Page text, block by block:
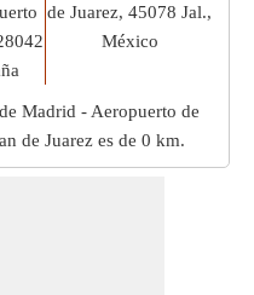
de Juarez, 45078 Jal.,
México
Madrid - Aeropuerto de
de Juarez es de 0 km.